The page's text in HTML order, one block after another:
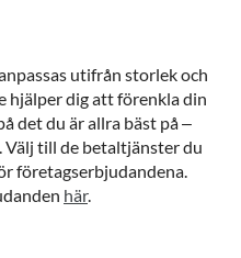
utifrån storlek och
hjälper dig att förenkla din
det du är allra bäst på –
Välj till de betaltjänster du
företagserbjudandena.
här.